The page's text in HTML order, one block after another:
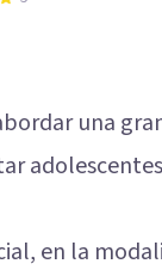
una
en la